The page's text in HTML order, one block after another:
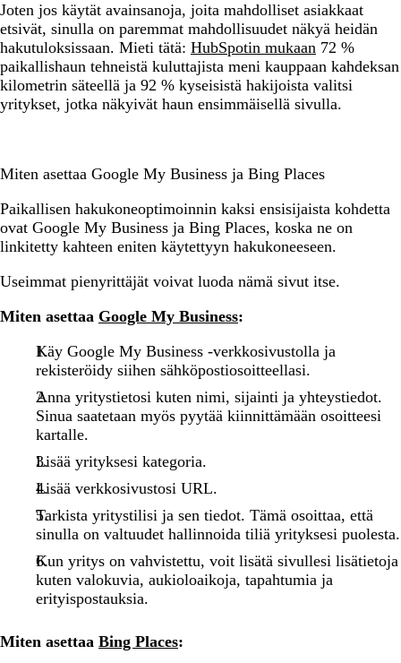
Joten jos käytät avainsanoja, joita mahdolliset asiakkaat
etsivät, sinulla on paremmat mahdollisuudet näkyä heidän
hakutuloksissaan. Mieti tätä: HubSpotin mukaan 72 %
paikallishaun tehneistä kuluttajista meni kauppaan kahdeksan
kilometrin säteellä ja 92 % kyseisistä hakijoista valitsi
yritykset, jotka näkyivät haun ensimmäisellä sivulla.
Miten asettaa Google My Business ja Bing Places
Paikallisen hakukoneoptimoinnin kaksi ensisijaista kohdetta
ovat Google My Business ja Bing Places, koska ne on
linkitetty kahteen eniten käytettyyn hakukoneeseen.
Useimmat pienyrittäjät voivat luoda nämä sivut itse.
Miten asettaa Google My Business:
Käy Google My Business -verkkosivustolla ja
rekisteröidy siihen sähköpostiosoitteellasi.
Anna yritystietosi kuten nimi, sijainti ja yhteystiedot.
Sinua saatetaan myös pyytää kiinnittämään osoitteesi
kartalle.
Lisää yrityksesi kategoria.
Lisää verkkosivustosi URL.
Tarkista yritystilisi ja sen tiedot. Tämä osoittaa, että
sinulla on valtuudet hallinnoida tiliä yrityksesi puolesta.
Kun yritys on vahvistettu, voit lisätä sivullesi lisätietoja
kuten valokuvia, aukioloaikoja, tapahtumia ja
erityispostauksia.
Miten asettaa Bing Places: